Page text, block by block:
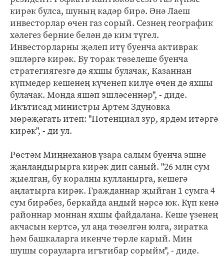
кирәк булса, шуның кадәр бирә. Әнә Лаеш
инвесторлар өчен газ сорый. Сезнең географик
хәлегез берние белән дә ким түгел.
Инвесторларны җәлеп итү буенча активрак
эшләргә кирәк. Бу торак төзелеше буенча
стратегиягезгә дә яхшы булачак, Казаннан
күпмедер кешенең күченеп килүе өчен дә яхшы
булачак. Монда яшәп эшләсеннәр", - диде.
Икътисад министры Артем Здуновка
мөрәҗәгать итеп: "Потенциал зур, ярдәм итәргә
кирәк", - ди ул.
Рөстәм Миңнеханов үзара салым буенча эшне
җанландырырга кирәк дип саный. "26 млн сум
җыелган, бу коралны кулланырга, кешегә
аңлатырга кирәк. Гражданнар җыйган 1 сумга 4
сум бирәбез, беркайда андый нәрсә юк. Күп кенә
районнар моннан яхшы файдалана. Кеше үзенең
акчасын кертсә, ул аңа төзелгән юлга, зиратка
һәм башкаларга икенче төрле карый. Мин
шушы сорауларга игътибар сорыйм", - диде.